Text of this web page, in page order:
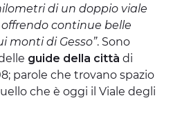
di un doppio viale
continue belle
monti di Gesso”. Sono
guide della città di
parole che trovano spazio
che è oggi il Viale degli